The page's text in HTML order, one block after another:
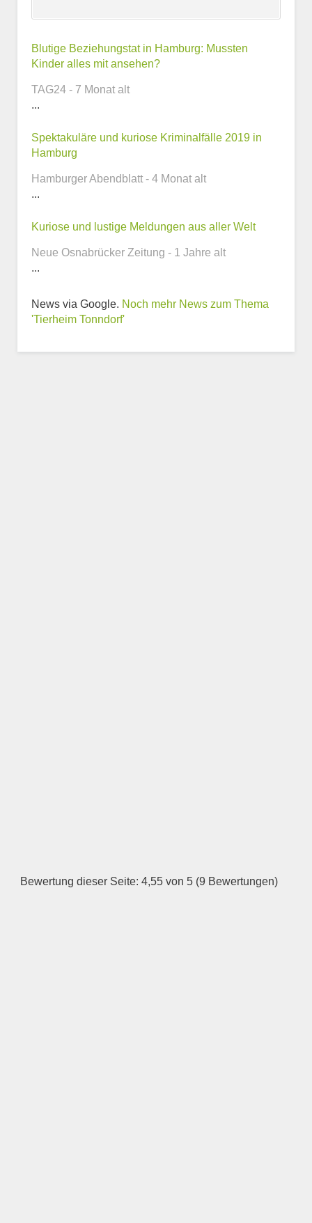
Kontaktmöglichkeiten
E-Mail-Adresse
Weitere Informationen
zum Tierheim
Blutige Beziehungstat in Hamburg: Mussten
Kinder alles mit ansehen?
TAG24 - 7 Monat alt
...
Spektakuläre und kuriose Kriminalfälle 2019 in
Hamburg
Hamburger Abendblatt - 4 Monat alt
...
Kuriose und lustige Meldungen aus aller Welt
Neue Osnabrücker Zeitung - 1 Jahre alt
...
News via Google. Noch mehr News zum Thema
'Tierheim Tonndorf'
Bewertung dieser Seite: 4,55 von 5 (9 Bewertungen)